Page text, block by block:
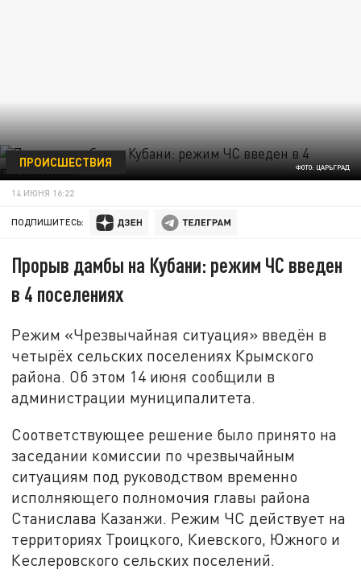
ФОТО: ЦАРЬГРАД
ПРОИСШЕСТВИЯ
14 ИЮНЯ 16:22
ПОДПИШИТЕСЬ:
Прорыв дамбы на Кубани: режим ЧС введен
в 4 поселениях
Режим «Чрезвычайная ситуация» введён в
четырёх сельских поселениях Крымского
района. Об этом 14 июня сообщили в
администрации муниципалитета.
Соответствующее решение было принято на
заседании комиссии по чрезвычайным
ситуациям под руководством временно
исполняющего полномочия главы района
Станислава Казанжи. Режим ЧС действует на
территориях Троицкого, Киевского, Южного и
Кеслеровского сельских поселений.